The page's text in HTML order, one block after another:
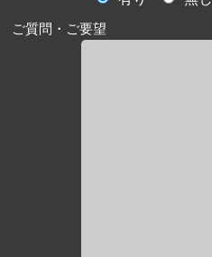
ご質問・ご要望